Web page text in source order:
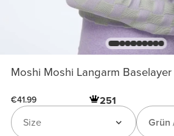
Moshi Moshi Langarm Baselayer
€41.99 251
Grün
Size